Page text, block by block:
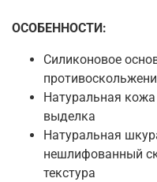
ОСОБЕННОСТИ:
Силиконовое
Натуральная
выделка
Натуральная
нешлифованный
текстура